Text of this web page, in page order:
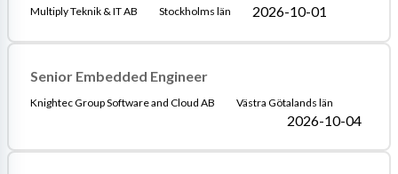
Multiply Teknik & IT AB Stockholms län 2026-10-01
Senior Embedded Engineer
Knightec Group Software and Cloud AB Västra Götalands län
2026-10-04